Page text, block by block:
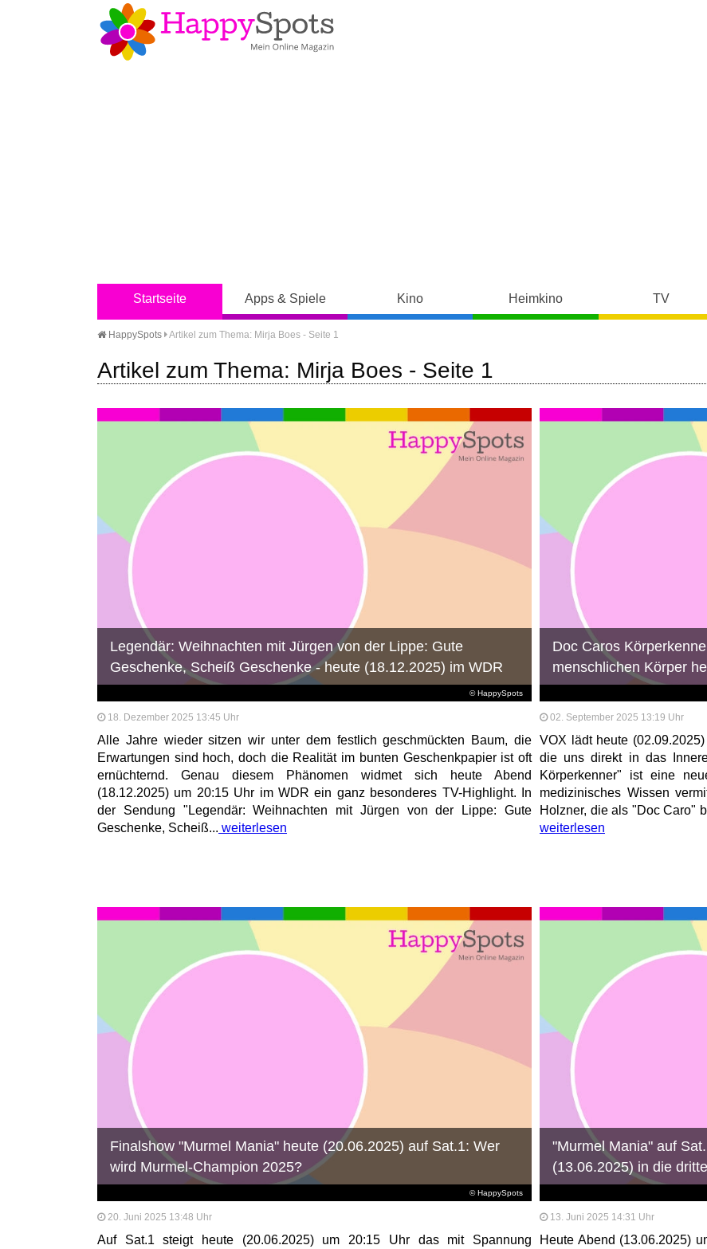
Startseite Apps & Spiele Kino Heimkino TV
HappySpots Artikel zum Thema: Mirja Boes - Seite 1
Artikel zum Thema: Mirja Boes - Seite 1
© HappySpots
Legendär: Weihnachten mit Jürgen von der Lippe: Gute
Geschenke, Scheiß Geschenke - heute (18.12.2025) im WDR
18. Dezember 2025 13:45 Uhr
Alle Jahre wieder sitzen wir unter dem festlich geschmückten Baum, die
Erwartungen sind hoch, doch die Realität im bunten Geschenkpapier ist oft
ernüchternd. Genau diesem Phänomen widmet sich heute Abend
(18.12.2025) um 20:15 Uhr im WDR ein ganz besonderes TV-Highlight. In
der Sendung "Legendär: Weihnachten mit Jürgen von der Lippe: Gute
Geschenke, Scheiß... weiterlesen
Doc Caros
menschlichen Körper
02. September 2025 13:19 Uhr
VOX lädt heute
die uns direkt in das
Körperkenner" ist eine
medizinisches Wissen
Holzner, die als "Doc Caro"
weiterlesen
© HappySpots
Finalshow "Murmel Mania" heute (20.06.2025) auf Sat.1: Wer
wird Murmel-Champion 2025?
20. Juni 2025 13:48 Uhr
Auf Sat.1 steigt heute (20.06.2025) um 20:15 Uhr das mit Spannung
"Murmel Mania" auf
(13.06.2025) in die
13. Juni 2025 14:31 Uhr
Heute Abend (13.06.2025)